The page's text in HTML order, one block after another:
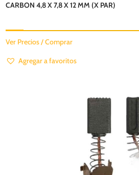
CARBON 4,8 X 7,8 X 12 MM (X PAR)
Ver Precios / Comprar
Agregar a favoritos